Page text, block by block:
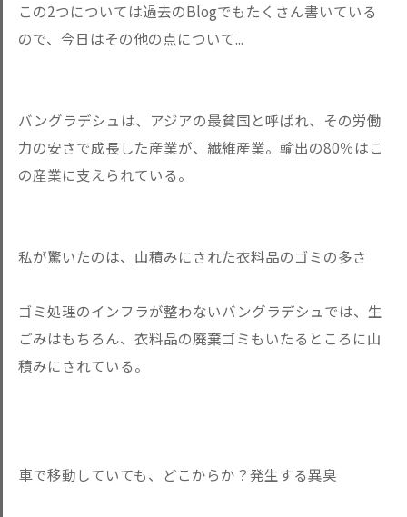
この2つについては過去のBlogでもたくさん書いている
ので、今日はその他の点について...
バングラデシュは、アジアの最貧国と呼ばれ、その労働
力の安さで成長した産業が、繊維産業。輸出の80％はこ
の産業に支えられている。
私が驚いたのは、山積みにされた衣料品のゴミの多さ
ゴミ処理のインフラが整わないバングラデシュでは、生
ごみはもちろん、衣料品の廃棄ゴミもいたるところに山
積みにされている。
車で移動していても、どこからか？発生する異臭